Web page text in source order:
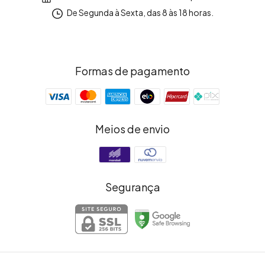
De Segunda à Sexta, das 8 às 18 horas.
Formas de pagamento
Meios de envio
Segurança